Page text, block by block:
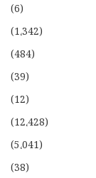
(6)
(1،342)
(484)
(39)
(12)
(12،428)
(5،041)
(38)